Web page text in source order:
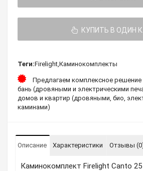
КУПИТЬ В ОДИН
Теги:Firelight,Каминокомплекты
Предлагаем комплексное решение
бань (дровяными и электрическими
домов и квартир (дровяными, био,
каминами)
Описание Характеристики Отзывы
Каминокомплект Firelight Canto